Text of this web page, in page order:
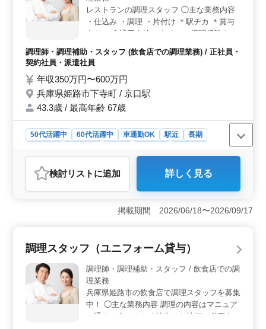
レストランの調理スタッフ ◯主な業務内容
・仕込み ・調理 ・片付け ＊駅チカ ＊賞与
あり ＊交通費支給 これまでの調理経験を存
をぜひ発揮してください！
調理師・調理補助・スタッフ (飲食店での調理業務) / 正社員・
契約社員・派遣社員
年収350万円〜600万円
兵庫県姫路市下寺町 / 京口駅
43.3歳 / 最高年齢 67歳
50代活躍中 60代活躍中 車通勤OK 駅近
長期
おすすめポイント
＜経験を活かせる調理業務＞ 仕込みや調理、片付けな
どを担当します。これまでの調理経験を活かして活躍で
きます。 ＜駅チカで通勤しやすい環境＞ 勤務地は
す。 ＜待遇の整った職場＞ 賞与あり、交通費支
給、各種保険完備と待遇面も整っており、長期的に勤務
しやすい職場です。
検討リスト に追加 詳しく見る
掲載期間 2026/06/18〜2026/09/17
調理スタッフ（ユニフォーム貸与）
調理師・調理補助・スタッフ / 飲食店での調
理業務
兵庫県姫路市の飲食店で調理スタッフを募集
中！ ◯主な業務内容 調理の内容はマニュア
ル通りに進めるため特化した技術は必要あり